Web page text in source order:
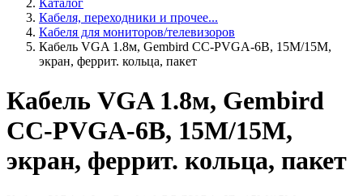
Каталог
Кабеля, переходники и прочее...
Кабеля для мониторов/телевизоров
Кабель VGA 1.8м, Gembird CC-PVGA-6B, 15M/15M,
экран, феррит. кольца, пакет
Кабель VGA 1.8м, Gembird
CC-PVGA-6B, 15M/15M,
экран, феррит. кольца, пакет